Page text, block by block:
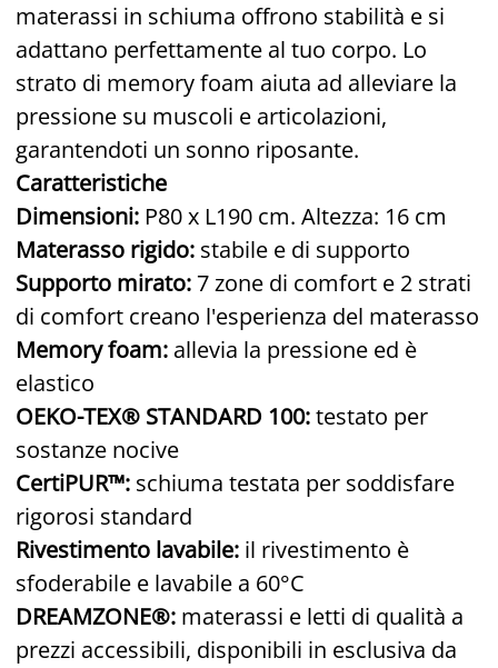
materassi in schiuma offrono stabilità e si
adattano perfettamente al tuo corpo. Lo
strato di memory foam aiuta ad alleviare la
pressione su muscoli e articolazioni,
garantendoti un sonno riposante.
Caratteristiche
Dimensioni: P80 x L190 cm. Altezza: 16 cm
Materasso rigido: stabile e di supporto
Supporto mirato:7 zone di comfort e 2 strati
di comfort creano l'esperienza del materasso
Memory foam: allevia la pressione ed è
elastico
OEKO-TEX® STANDARD 100:testato per
sostanze nocive
CertiPUR™: schiuma testata per soddisfare
rigorosi standard
Rivestimento lavabile: il rivestimento è
sfoderabile e lavabile a 60°C
DREAMZONE®: materassi e letti di qualità a
prezzi accessibili, disponibili in esclusiva da